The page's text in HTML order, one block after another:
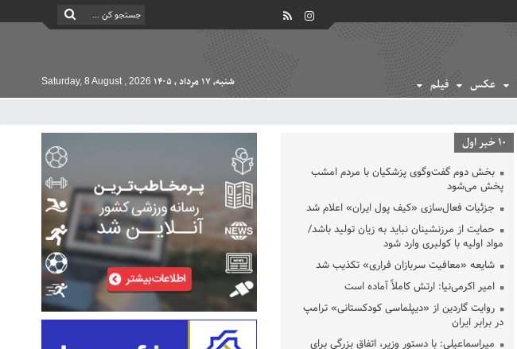
عکس فیلم شنبه, ۱۷ مرداد , ۱۴۰۵ Saturday, 8 August , 2026
10 خبر اول
بخش دوم گفت‌وگوی پزشکیان با مردم امشب
پخش می‌شود
جزئیات فعال‌سازی «کیف پول ایران» اعلام شد
حمایت از مرزنشینان نباید به زیان تولید باشد/
مواد اولیه با کولبری وارد شود
شایعه «معافیت سربازان فراری» تکذیب شد
امیر اکرمی‌نیا: ارتش کاملاً آماده است
روایت گاردین از «دیپلماسی کودکستانی» ترامپ
در برابر ایران
میراسماعیلی: با دستور وزیر، اتفاق بزرگی برای